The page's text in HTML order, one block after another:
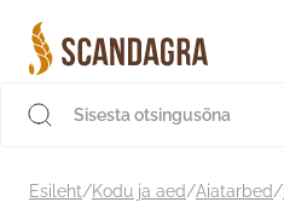
sisu
juurde
Esileht/Kodu ja aed/Aiatarbed/